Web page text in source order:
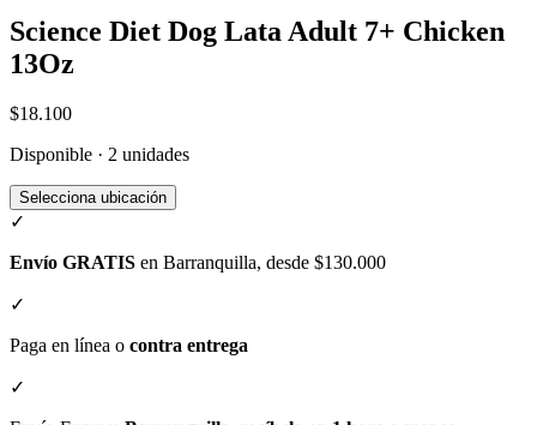
Science Diet Dog Lata Adult 7+ Chicken
13Oz
$18.100
Disponible · 2 unidades
Selecciona ubicación
✓
Envío GRATIS en Barranquilla, desde $130.000
✓
Paga en línea o contra entrega
✓